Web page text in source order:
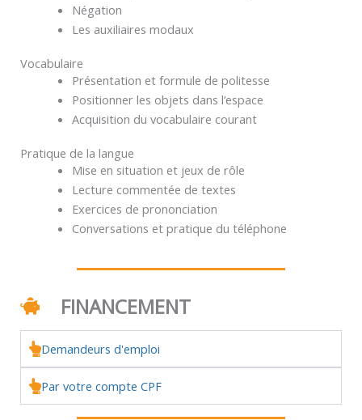
Négation
Les auxiliaires modaux
Vocabulaire
Présentation et formule de politesse
Positionner les objets dans l’espace
Acquisition du vocabulaire courant
Pratique de la langue
Mise en situation et jeux de rôle
Lecture commentée de textes
Exercices de prononciation
Conversations et pratique du téléphone
FINANCEMENT
Demandeurs d'emploi
Par votre compte CPF